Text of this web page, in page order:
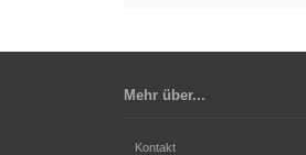
Mehr über...
Kontakt